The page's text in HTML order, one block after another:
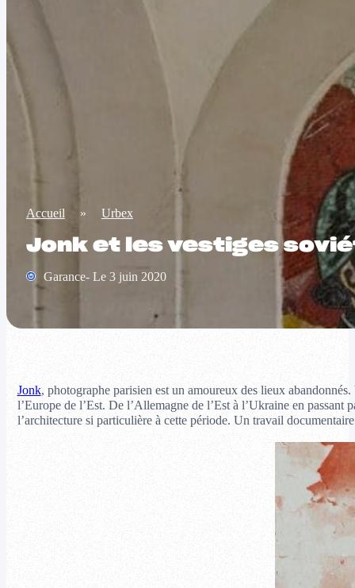
Accueil » Urbex
Jonk et les vestiges
Garance- Le 3 juin 2020
Jonk, photographe parisien est un amoureux des lieux
l’Europe de l’Est. De l’Allemagne de l’Est à l’Ukraine en
l’architecture si particulière à cette période. Un travail